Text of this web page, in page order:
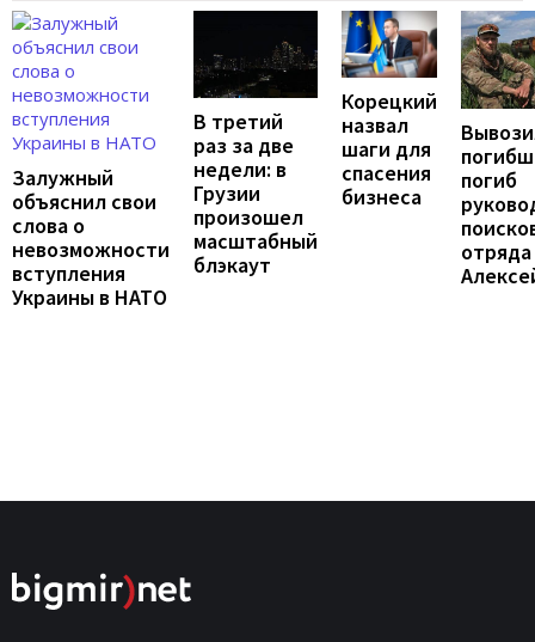
Залужный
объяснил свои
слова о
невозможности
вступления
Украины в НАТО
В третий
раз за две
недели: в
Грузии
произошел
масштабный
блэкаут
Корецкий
назвал
шаги для
спасения
бизнеса
погиб
отряда